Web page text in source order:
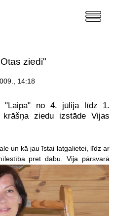
ziedi"
14:18
"Laipa" no 4. jūlija līdz 1.
ziedu izstāde Vijas
un kā jau īstai latgalietei, līdz ar
pret dabu. Vija pārsvarā